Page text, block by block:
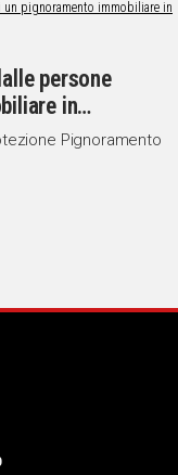
persone
in
Pignoramento